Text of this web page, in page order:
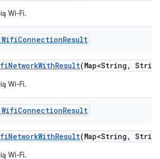
Wi-Fi.
WifiConnectionResult
NetworkWithResult(Map<String ,
Wi-Fi.
WifiConnectionResult
NetworkWithResult(Map<String ,
Wi-Fi.